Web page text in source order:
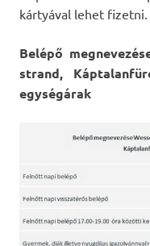
kártyával lehet fizetni.
Belépő
strand,
egységárak